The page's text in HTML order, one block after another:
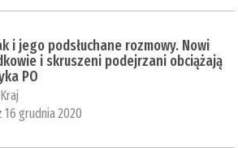
i jego podsłuchane rozmowy. Nowi
i skruszeni podejrzani obciążają
PO
Kraj
16 grudnia 2020